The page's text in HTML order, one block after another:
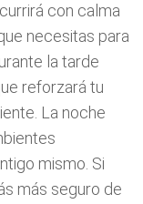
con calma
necesitas para
la tarde
reforzará tu
La noche
mismo. Si
más seguro de